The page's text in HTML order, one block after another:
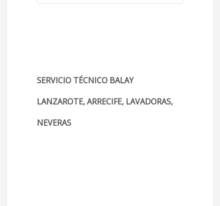
SERVICIO TÉCNICO BALAY
LANZAROTE, ARRECIFE, LAVADORAS,
NEVERAS